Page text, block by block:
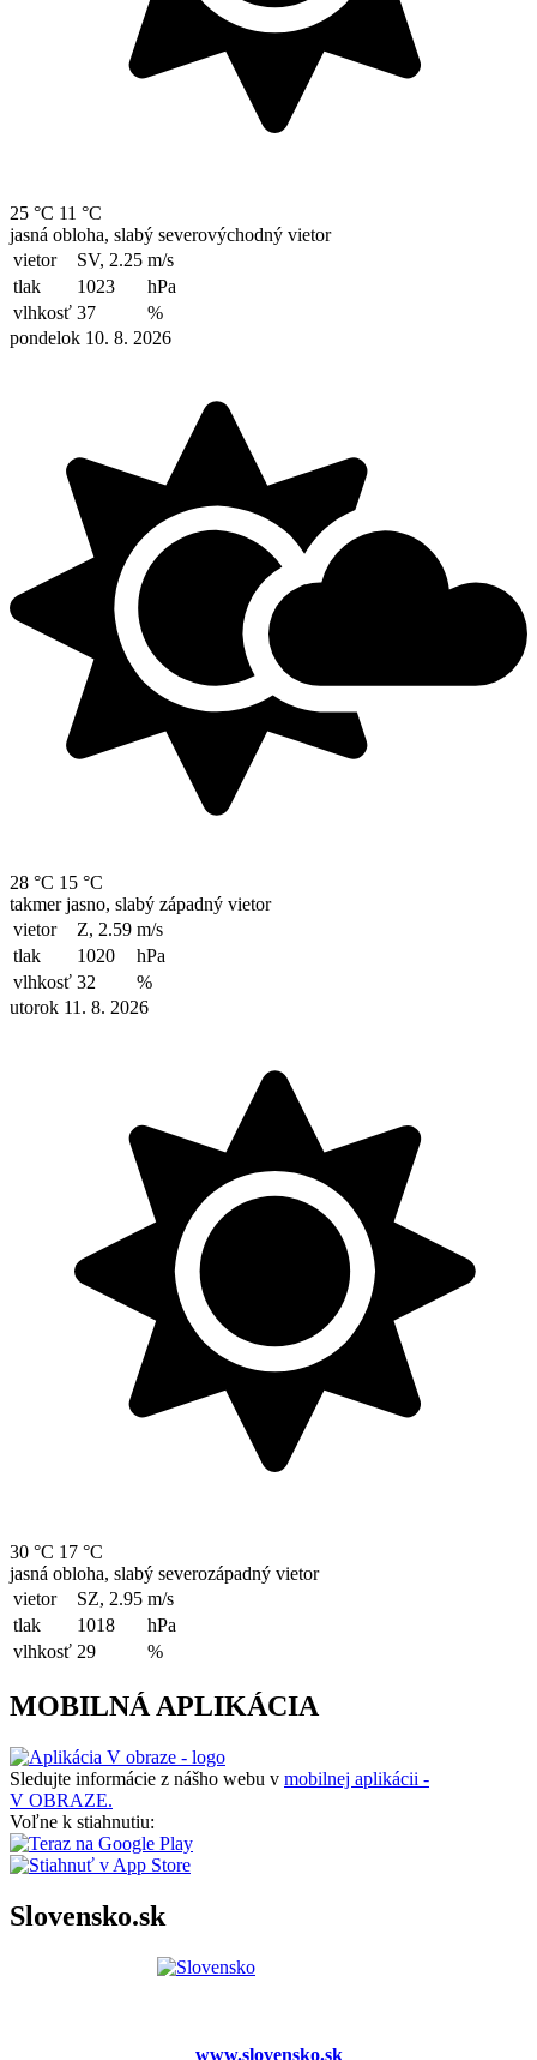
25 °C 11 °C
jasná obloha, slabý severovýchodný vietor
vietor
SV, 2.25 m/s
tlak
1023
hPa
vlhkosť 37
%
pondelok 10. 8. 2026
28 °C 15 °C
takmer jasno, slabý západný vietor
vietor
Z, 2.59 m/s
tlak
1020
hPa
vlhkosť 32
%
utorok 11. 8. 2026
30 °C 17 °C
jasná obloha, slabý severozápadný vietor
vietor
SZ, 2.95 m/s
tlak
1018
hPa
vlhkosť 29 %
MOBILNÁ APLIKÁCIA
Sledujte informácie z nášho webu v mobilnej aplikácii -
V OBRAZE.
Voľne k stiahnutiu:
Slovensko.sk
www.slovensko.sk